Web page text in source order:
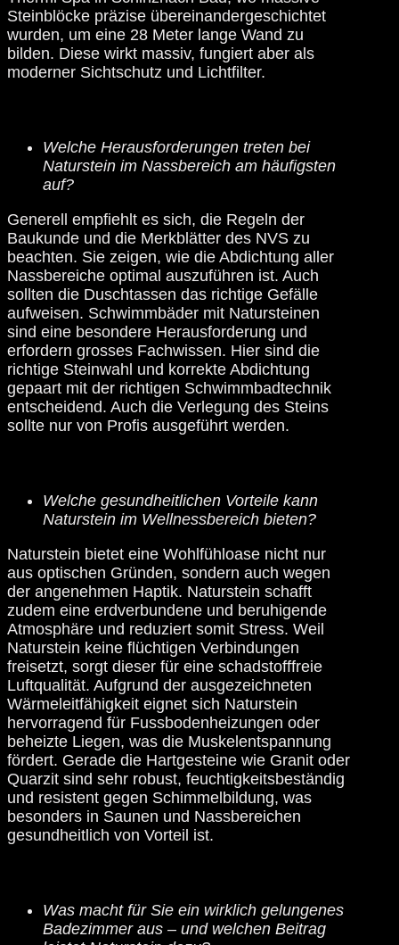
Steinblöcke präzise übereinandergeschichtet
wurden, um eine 28 Meter lange Wand zu
bilden. Diese wirkt massiv, fungiert aber als
moderner Sichtschutz und Lichtfilter.
Welche Herausforderungen treten bei
Naturstein im Nassbereich am häufigsten
auf?
Generell empfiehlt es sich, die Regeln der
Baukunde und die Merkblätter des NVS zu
beachten. Sie zeigen, wie die Abdichtung aller
Nassbereiche optimal auszuführen ist. Auch
sollten die Duschtassen das richtige Gefälle
aufweisen. Schwimmbäder mit Natursteinen
sind eine besondere Herausforderung und
erfordern grosses Fachwissen. Hier sind die
richtige Steinwahl und korrekte Abdichtung
gepaart mit der richtigen Schwimmbadtechnik
entscheidend. Auch die Verlegung des Steins
sollte nur von Profis ausgeführt werden.
Welche gesundheitlichen Vorteile kann
Naturstein im Wellnessbereich bieten?
Naturstein bietet eine Wohlfühloase nicht nur
aus optischen Gründen, sondern auch wegen
der angenehmen Haptik. Naturstein schafft
zudem eine erdverbundene und beruhigende
Atmosphäre und reduziert somit Stress. Weil
Naturstein keine flüchtigen Verbindungen
freisetzt, sorgt dieser für eine schadstofffreie
Luftqualität. Aufgrund der ausgezeichneten
Wärmeleitfähigkeit eignet sich Naturstein
hervorragend für Fussbodenheizungen oder
beheizte Liegen, was die Muskelentspannung
fördert. Gerade die Hartgesteine wie Granit oder
Quarzit sind sehr robust, feuchtigkeitsbeständig
und resistent gegen Schimmelbildung, was
besonders in Saunen und Nassbereichen
gesundheitlich von Vorteil ist.
Was macht für Sie ein wirklich gelungenes
Badezimmer aus – und welchen Beitrag
KONTAKT
ÖFFNUNGSZEITEN